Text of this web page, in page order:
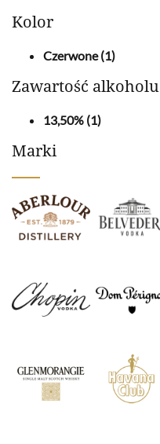
Kolor
Czerwone (1)
Zawartość alkoholu
13,50% (1)
Marki